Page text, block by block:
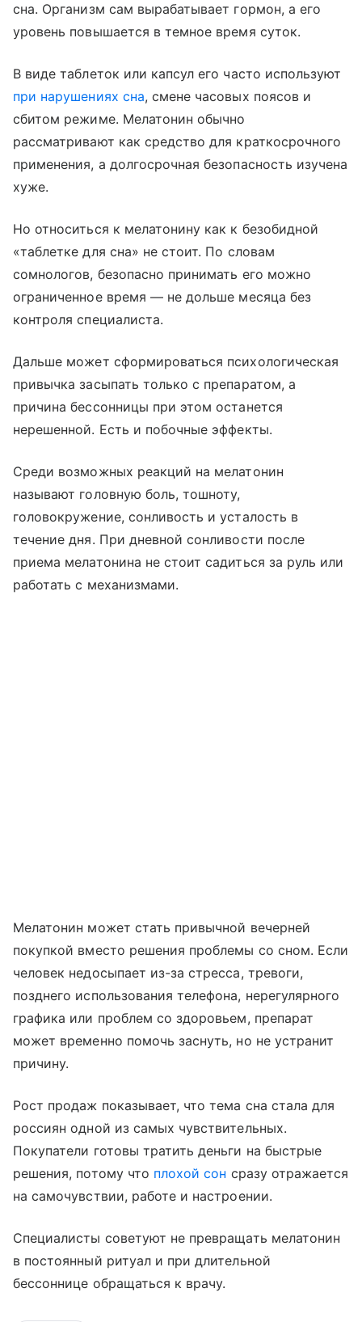
сна. Организм сам вырабатывает гормон, а его
уровень повышается в темное время суток.
В виде таблеток или капсул его часто используют
при нарушениях сна, смене часовых поясов и
сбитом режиме. Мелатонин обычно
рассматривают как средство для краткосрочного
применения, а долгосрочная безопасность изучена
хуже.
Но относиться к мелатонину как к безобидной
«таблетке для сна» не стоит. По словам
сомнологов, безопасно принимать его можно
ограниченное время — не дольше месяца без
контроля специалиста.
Дальше может сформироваться психологическая
привычка засыпать только с препаратом, а
причина бессонницы при этом останется
нерешенной. Есть и побочные эффекты.
Среди возможных реакций на мелатонин
называют головную боль, тошноту,
головокружение, сонливость и усталость в
течение дня. При дневной сонливости после
приема мелатонина не стоит садиться за руль или
работать с механизмами.
Мелатонин может стать привычной вечерней
покупкой вместо решения проблемы со сном. Если
человек недосыпает из-за стресса, тревоги,
позднего использования телефона, нерегулярного
графика или проблем со здоровьем, препарат
может временно помочь заснуть, но не устранит
причину.
Рост продаж показывает, что тема сна стала для
россиян одной из самых чувствительных.
Покупатели готовы тратить деньги на быстрые
решения, потому что плохой сон сразу отражается
на самочувствии, работе и настроении.
Специалисты советуют не превращать мелатонин
в постоянный ритуал и при длительной
бессоннице обращаться к врачу.